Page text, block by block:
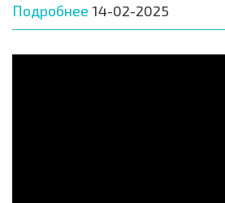
Подробнее 14-02-2025